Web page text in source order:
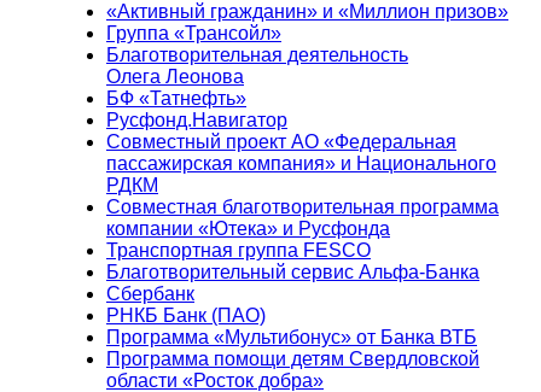
«Активный гражданин» и «Миллион призов»
Группа «Трансойл»
Благотворительная деятельность
Олега Леонова
БФ «Татнефть»
Русфонд.Навигатор
Совместный проект АО «Федеральная
пассажирская компания» и Национального
РДКМ
Совместная благотворительная программа
компании «Ютека» и Русфонда
Транспортная группа FESCO
Благотворительный сервис Альфа-Банка
Сбербанк
РНКБ Банк (ПАО)
Программа «Мультибонус» от Банка ВТБ
Программа помощи детям Свердловской
области «Росток добра»